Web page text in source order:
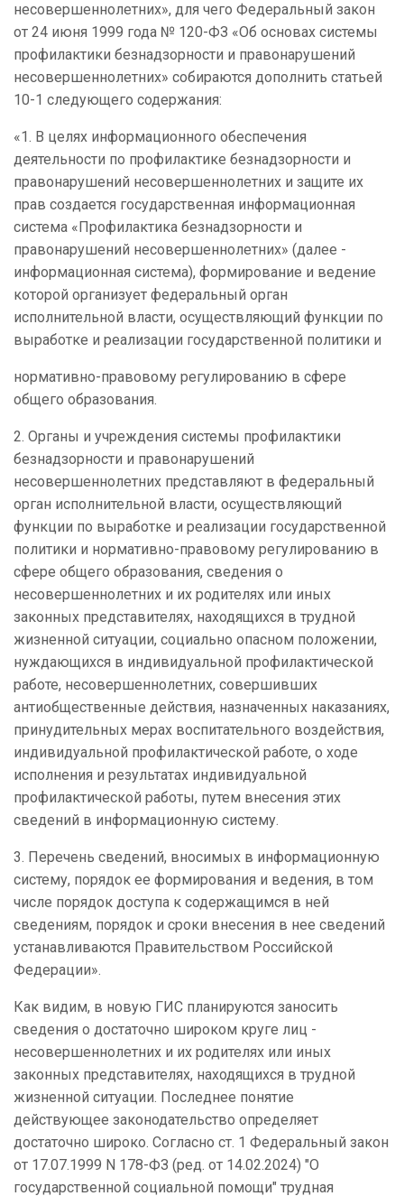
несовершеннолетних», для чего Федеральный закон
от 24 июня 1999 года № 120-ФЗ «Об основах системы
профилактики безнадзорности и правонарушений
несовершеннолетних» собираются дополнить статьей
10-1 следующего содержания:
«1. В целях информационного обеспечения
деятельности по профилактике безнадзорности и
правонарушений несовершеннолетних и защите их
прав создается государственная информационная
система «Профилактика безнадзорности и
правонарушений несовершеннолетних» (далее -
информационная система), формирование и ведение
которой организует федеральный орган
исполнительной власти, осуществляющий функции по
выработке и реализации государственной политики и
нормативно-правовому регулированию в сфере
общего образования.
2. Органы и учреждения системы профилактики
безнадзорности и правонарушений
несовершеннолетних представляют в федеральный
орган исполнительной власти, осуществляющий
функции по выработке и реализации государственной
политики и нормативно-правовому регулированию в
сфере общего образования, сведения о
несовершеннолетних и их родителях или иных
законных представителях, находящихся в трудной
жизненной ситуации, социально опасном положении,
нуждающихся в индивидуальной профилактической
работе, несовершеннолетних, совершивших
антиобщественные действия, назначенных наказаниях,
принудительных мерах воспитательного воздействия,
индивидуальной профилактической работе, о ходе
исполнения и результатах индивидуальной
профилактической работы, путем внесения этих
сведений в информационную систему.
3. Перечень сведений, вносимых в информационную
систему, порядок ее формирования и ведения, в том
числе порядок доступа к содержащимся в ней
сведениям, порядок и сроки внесения в нее сведений
устанавливаются Правительством Российской
Федерации».
Как видим, в новую ГИС планируются заносить
сведения о достаточно широком круге лиц -
несовершеннолетних и их родителях или иных
законных представителях, находящихся в трудной
жизненной ситуации. Последнее понятие
действующее законодательство определяет
достаточно широко. Согласно ст. 1 Федеральный закон
от 17.07.1999 N 178-ФЗ (ред. от 14.02.2024) "О
государственной социальной помощи" трудная